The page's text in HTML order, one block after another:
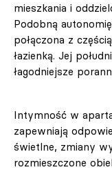
mieszkania i
Podobną
połączona z
łazienką. Jej
łagodniejsze
Intymność w
zapewniają
świetlne, zmiany
rozmieszczone